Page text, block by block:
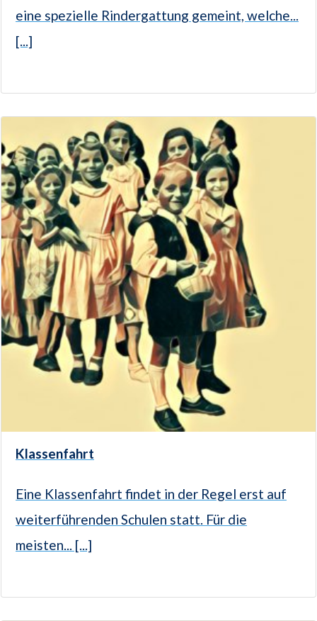
eine spezielle Rindergattung gemeint, welche...
[...]
Klassenfahrt
Eine Klassenfahrt findet in der Regel erst auf
weiterführenden Schulen statt. Für die
meisten... [...]